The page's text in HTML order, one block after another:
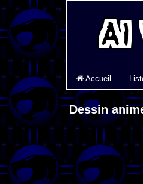
Accueil
Dessin